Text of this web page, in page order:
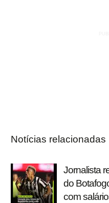
Notícias relacionadas
Jornalista
do
com